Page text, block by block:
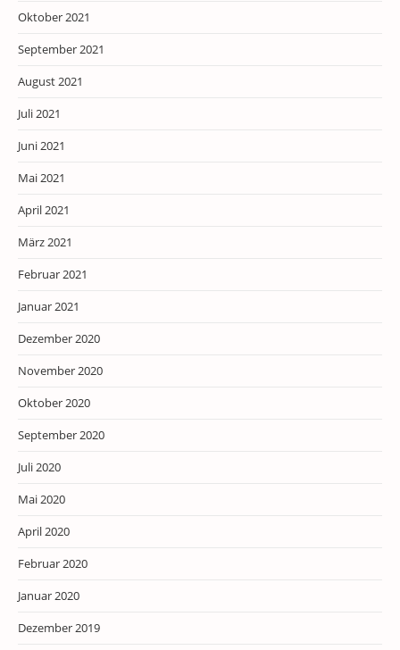
Oktober 2021
September 2021
August 2021
Juli 2021
Juni 2021
Mai 2021
April 2021
März 2021
Februar 2021
Januar 2021
Dezember 2020
November 2020
Oktober 2020
September 2020
Juli 2020
Mai 2020
April 2020
Februar 2020
Januar 2020
Dezember 2019